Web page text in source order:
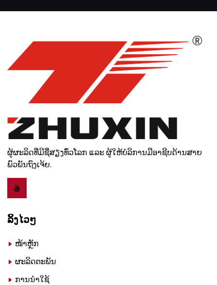
ຜູ້ຜະລິດທີ່ມີຊື່ສຽງທົ່ວໂລກ ແລະ ຜູ້ໃຫ້ບໍລິການມືອາຊີບດ້ານສາຍ
ພົວພັນຖົງເຈ້ຍ.
ລິ້ງໄວໆ
ໜ້າຫຼັກ
ຜະລິດຕະພັນ
ການນຳໃຊ້